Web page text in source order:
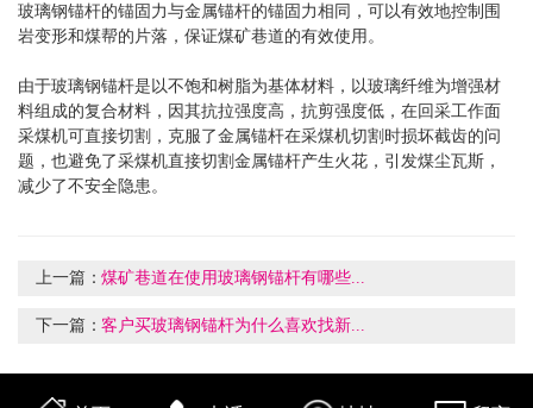
玻璃钢锚杆的锚固力与金属锚杆的锚固力相同，可以有效地控制围
岩变形和煤帮的片落，保证煤矿巷道的有效使用。
由于玻璃钢锚杆是以不饱和树脂为基体材料，以玻璃纤维为增强材
料组成的复合材料，因其抗拉强度高，抗剪强度低，在回采工作面
采煤机可直接切割，克服了金属锚杆在采煤机切割时损坏截齿的问
题，也避免了采煤机直接切割金属锚杆产生火花，引发煤尘瓦斯，
减少了不安全隐患。
上一篇：煤矿巷道在使用玻璃钢锚杆有哪些...
下一篇：客户买玻璃钢锚杆为什么喜欢找新...